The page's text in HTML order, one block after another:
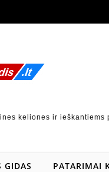
keliones ir ieškantiems
GIDAS PATARIMAI